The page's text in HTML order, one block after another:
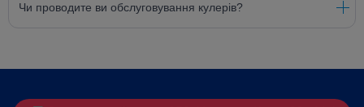
Чи проводите ви обслуговування кулерів?